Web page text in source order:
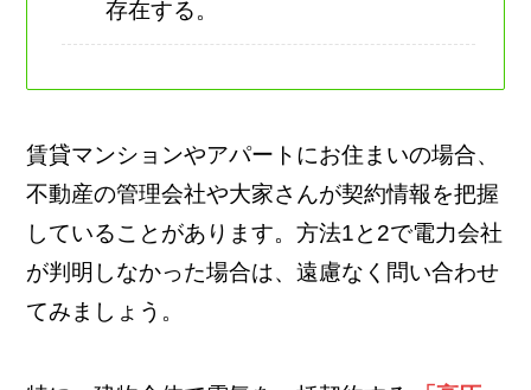
存在する。
賃貸マンションやアパートにお住まいの場合、
不動産の管理会社や大家さんが契約情報を把握
していることがあります。方法1と2で電力会社
が判明しなかった場合は、遠慮なく問い合わせ
てみましょう。